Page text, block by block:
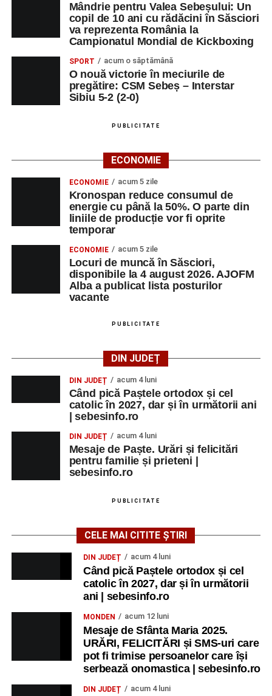
Mândrie pentru Valea Sebeșului: Un
copil de 10 ani cu rădăcini în Săsciori
va reprezenta România la
Campionatul Mondial de Kickboxing
SPORT acum o săptămână
O nouă victorie în meciurile de
pregătire: CSM Sebeș – Interstar
Sibiu 5-2 (2-0)
PUBLICITATE
ECONOMIE
ECONOMIE acum 5 zile
Kronospan reduce consumul de
energie cu până la 50%. O parte din
liniile de producție vor fi oprite
temporar
ECONOMIE acum 5 zile
Locuri de muncă în Săsciori,
disponibile la 4 august 2026. AJOFM
Alba a publicat lista posturilor
vacante
PUBLICITATE
DIN JUDEȚ
DIN JUDEȚ acum 4 luni
Când pică Paștele ortodox și cel
catolic în 2027, dar și în următorii ani
| sebesinfo.ro
DIN JUDEȚ acum 4 luni
Mesaje de Paște. Urări și felicitări
pentru familie și prieteni |
sebesinfo.ro
PUBLICITATE
CELE MAI CITITE ȘTIRI
DIN JUDEȚ acum 4 luni
Când pică Paștele ortodox și cel
catolic în 2027, dar și în următorii
ani | sebesinfo.ro
MONDEN acum 12 luni
Mesaje de Sfânta Maria 2025.
URĂRI, FELICITĂRI și SMS-uri care
pot fi trimise persoanelor care își
serbează onomastica | sebesinfo.ro
DIN JUDEȚ acum 4 luni